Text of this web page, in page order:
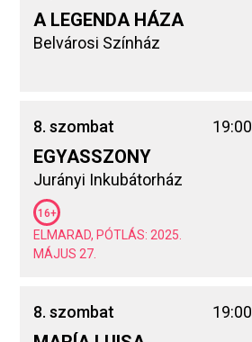
A LEGENDA HÁZA
Belvárosi Színház
8. szombat 19:00
EGYASSZONY
Jurányi Inkubátorház
16+
ELMARAD, PÓTLÁS: 2025.
MÁJUS 27.
8. szombat 19:00